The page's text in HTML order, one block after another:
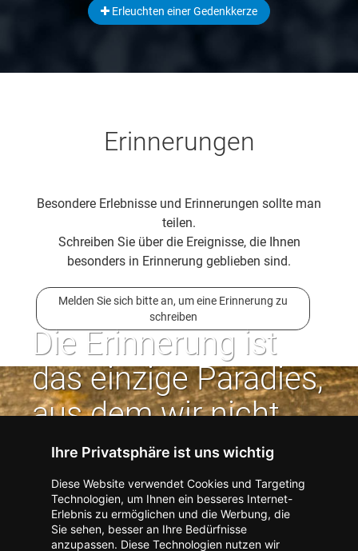
Ihre Privatsphäre ist uns wichtig
Diese Website verwendet Cookies und Targeting
Technologien, um Ihnen ein besseres Internet-
Erlebnis zu ermöglichen und die Werbung, die
Sie sehen, besser an Ihre Bedürfnisse
anzupassen. Diese Technologien nutzen wir
Erleuchten einer Gedenkkerze
Erinnerungen
Besondere Erlebnisse und Erinnerungen sollte man
teilen.
Schreiben Sie über die Ereignisse, die Ihnen
besonders in Erinnerung geblieben sind.
Melden Sie sich bitte an, um eine Erinnerung zu
schreiben
Die Erinnerung ist
das einzige Paradies,
aus dem wir nicht
vertrieben werden
können. | Jean Paul
Kontakt zum Verlag aufnehmen Missbrauch melden